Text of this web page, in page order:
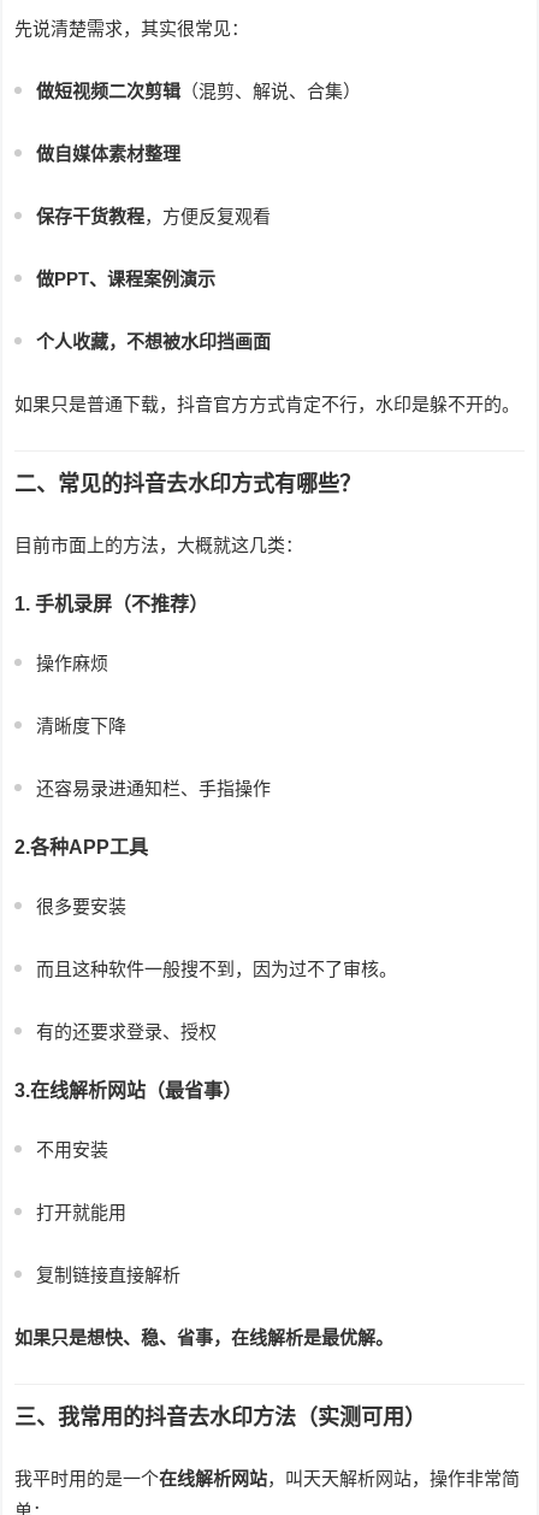
先说清楚需求，其实很常见：
做短视频二次剪辑 （混剪、解说、合集）
做自媒体素材整理
保存干货教程，方便反复观看
做PPT、课程案例演示
个人收藏，不想被水印挡画面
如果只是普通下载，抖音官方方式肯定不行，水印是躲不开的。
二、常见的抖音去水印方式有哪些？
目前市面上的方法，大概就这几类：
1. 手机录屏（不推荐）
操作麻烦
清晰度下降
还容易录进通知栏、手指操作
2.各种APP工具
很多要安装
而且这种软件一般搜不到，因为过不了审核。
有的还要求登录、授权
3.在线解析网站（最省事）
不用安装
打开就能用
复制链接直接解析
如果只是想快、稳、省事，在线解析是最优解。
三、我常用的抖音去水印方法（实测可用）
我平时用的是一个在线解析网站，叫天天解析网站，操作非常简
单：